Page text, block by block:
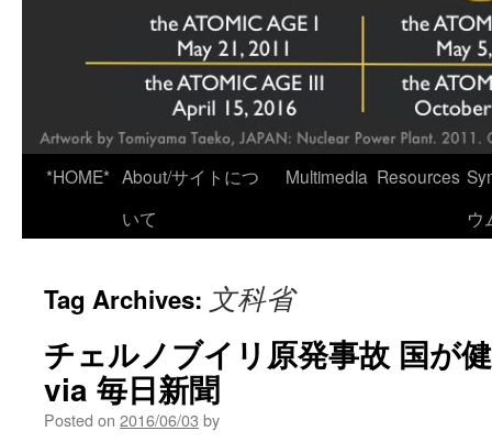
*HOME* About/サイトにつ
いて
Multimedia Resources
ウ
Tag Archives: 文科省
チェルノブイリ原発事故 国が
via 毎日新聞
Posted on 2016/06/03 by